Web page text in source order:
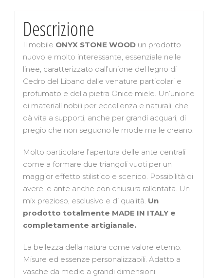
Descrizione
Il mobile ONYX STONE WOODun prodotto
nuovo e molto interessante, essenziale nelle
linee, caratterizzato dall’unione del legno di
Cedro del Libano dalle venature particolari e
profumato e della pietra Onice miele. Un’unione
di materiali nobili per eccellenza e naturali, che
dà vita a supporti, anche per grandi acquari, di
pregio che non seguono le mode ma le creano.
Molto particolare l’apertura delle ante centrali
come a formare due triangoli vuoti per un
maggior effetto stilistico e scenico. Possibilità di
avere le ante anche con chiusura rallentata. Un
mix prezioso, esclusivo e di qualità. Un
prodotto totalmente MADE IN ITALY e
completamente artigianale.
La bellezza della natura come valore eterno.
Misure ed essenze personalizzabili. Adatto a
vasche da medie a grandi dimensioni.